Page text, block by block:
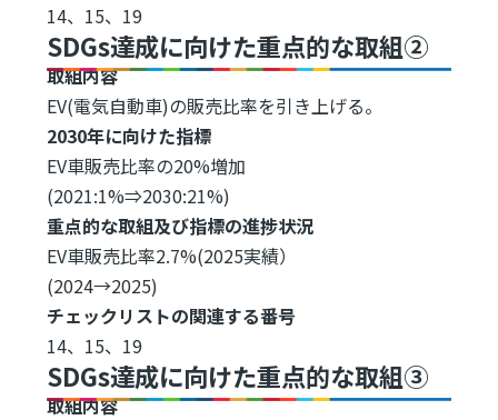
14、15、19
SDGs達成に向けた重点的な取組②
取組内容
EV(電気自動車)の販売比率を引き上げる。
2030年に向けた指標
EV車販売比率の20%増加
(2021:1%⇒2030:21%)
重点的な取組及び指標の進捗状況
EV車販売比率2.7%(2025実績）
(2024→2025)
チェックリストの関連する番号
14、15、19
SDGs達成に向けた重点的な取組③
取組内容